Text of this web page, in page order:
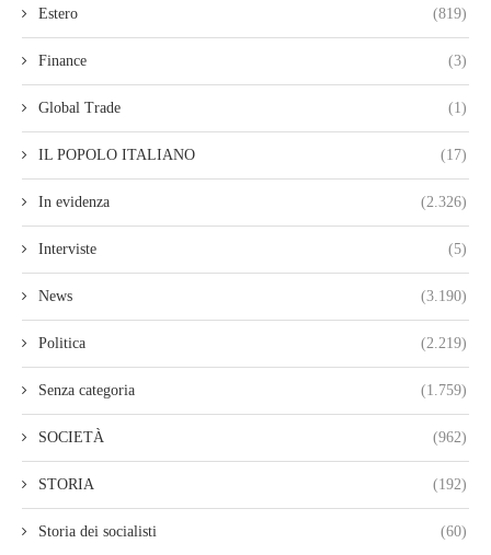
Estero (819)
Finance (3)
Global Trade (1)
IL POPOLO ITALIANO (17)
In evidenza (2.326)
Interviste (5)
News (3.190)
Politica (2.219)
Senza categoria (1.759)
SOCIETÀ (962)
STORIA (192)
Storia dei socialisti (60)